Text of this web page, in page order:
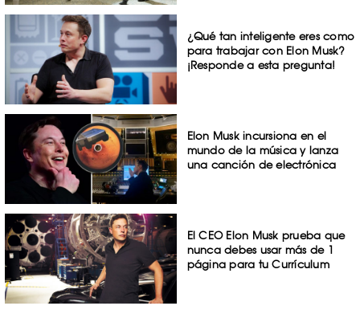
¿Qué tan inteligente eres como
para trabajar con Elon Musk?
¡Responde a esta pregunta!
Elon Musk incursiona en el
mundo de la música y lanza
una canción de electrónica
El CEO Elon Musk prueba que
nunca debes usar más de 1
página para tu Currículum